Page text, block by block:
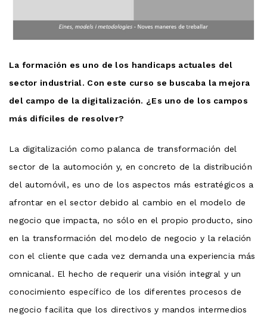
La formación es uno de los handicaps actuales del
sector industrial. Con este curso se buscaba la mejora
del campo de la digitalización. ¿Es uno de los campos
más difíciles de resolver?
La digitalización como palanca de transformación del
sector de la automoción y, en concreto de la distribución
del automóvil, es uno de los aspectos más estratégicos a
afrontar en el sector debido al cambio en el modelo de
negocio que impacta, no sólo en el propio producto, sino
en la transformación del modelo de negocio y la relación
con el cliente que cada vez demanda una experiencia más
omnicanal. El hecho de requerir una visión integral y un
conocimiento específico de los diferentes procesos de
negocio facilita que los directivos y mandos intermedios